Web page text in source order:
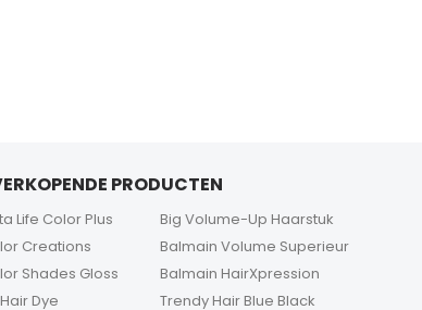
PRODUCTEN
Life Color Plus
Creations
Shades Gloss
Dye
Big Volume-Up Haarstuk
Balmain Volume Superieur
Balmain HairXpression
Trendy Hair Blue Black